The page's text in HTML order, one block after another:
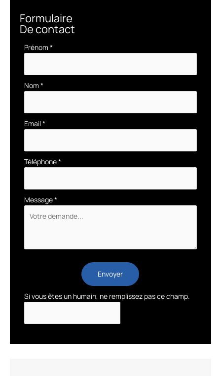
Formulaire
De contact
Formulaire
Prénom *
Nom *
Email*
Téléphone*
Message*
Envoyer
Si vous êtes un humain, ne remplissez pas ce champ.